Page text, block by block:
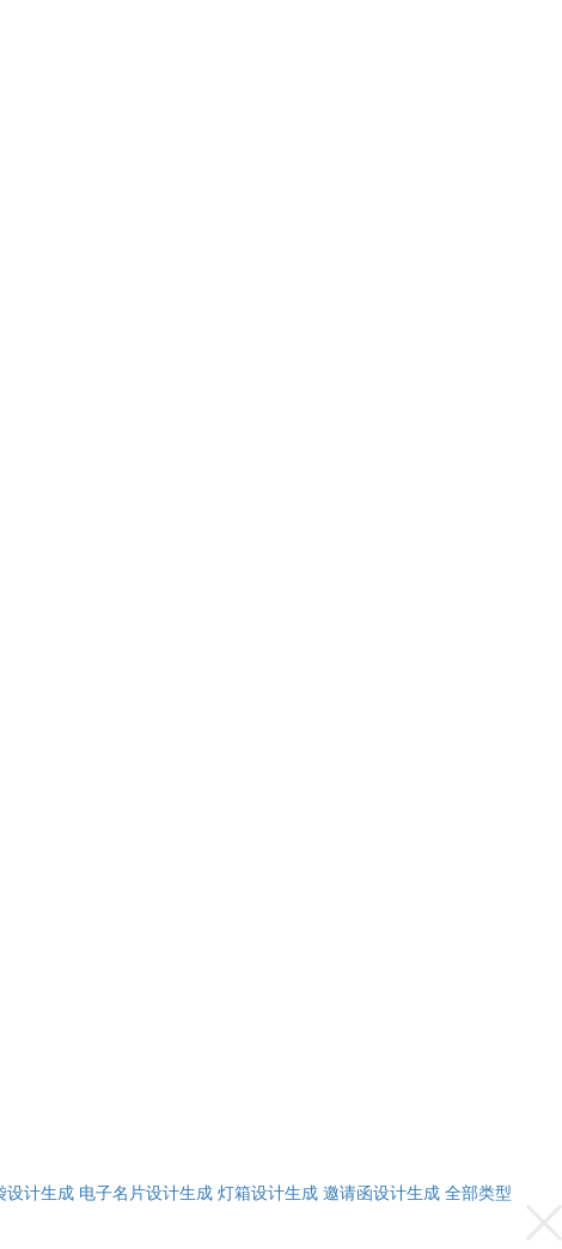
设计生成 电子名片设计生成 灯箱设计生成 邀请函设计生成 全部类型